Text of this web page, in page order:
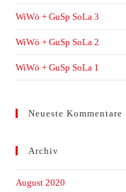
WiWö + GuSp SoLa 3
WiWö + GuSp SoLa 2
WiWö + GuSp SoLa 1
Neueste Kommentare
Archiv
August 2020